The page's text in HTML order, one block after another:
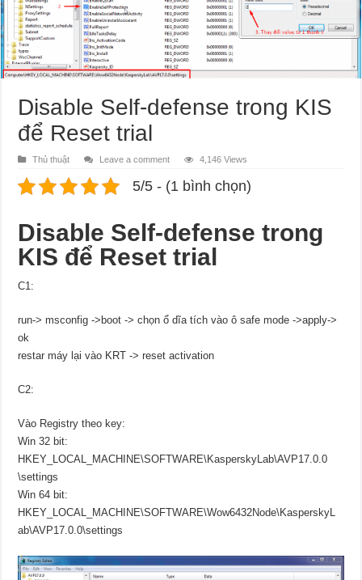
Disable Self-defense trong KIS
để Reset trial
Thủ thuật Leave a comment 4,146 Views
5/5 - (1 bình chọn)
Disable Self-defense trong
KIS để Reset trial
C1:
run-> msconfig ->boot -> chọn ổ dĩa tích vào ô safe mode ->apply->
ok
restar máy lại vào KRT -> reset activation
C2:
Vào Registry theo key:
Win 32 bit:
HKEY_LOCAL_MACHINE\SOFTWARE\KasperskyLab\AVP17.0.0
\settings
Win 64 bit:
HKEY_LOCAL_MACHINE\SOFTWARE\Wow6432Node\KasperskyL
ab\AVP17.0.0\settings